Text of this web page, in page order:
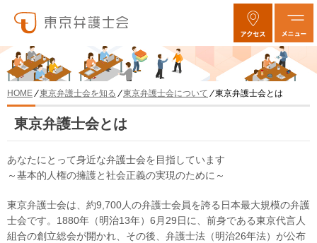
HOME 東京弁護士会を知る 東京弁護士会について 東京弁護士会とは
東京弁護士会とは
あなたにとって身近な弁護士会を目指しています
～基本的人権の擁護と社会正義の実現のために～
東京弁護士会は、約9,700人の弁護士会員を誇る日本最大規模の弁護
士会です。1880年（明治13年）6月29日に、前身である東京代言人
組合の創立総会が開かれ、その後、弁護士法（明治26年法）が公布